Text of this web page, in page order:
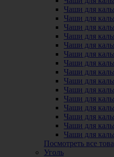
Чаши для
Чаши для
Чаши для
Чаши для
Чаши для
Чаши для
Чаши для
Чаши для
Чаши для
Чаши для
Чаши для
Чаши для
Чаши для
Чаши для
Чаши для
Посмотреть все
Уголь